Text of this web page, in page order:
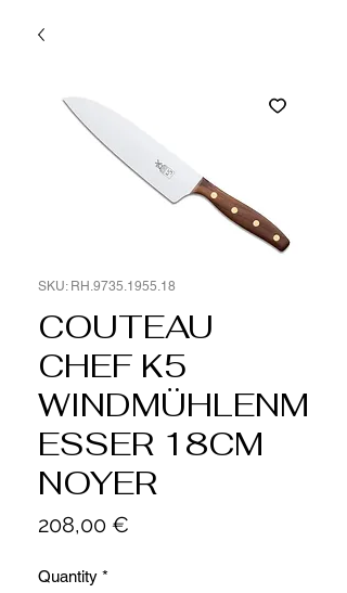
SKU: RH.9735.1955.18
COUTEAU
CHEF K5
WINDMÜHLENM
ESSER 18CM
NOYER
208,00 €
Quantity *